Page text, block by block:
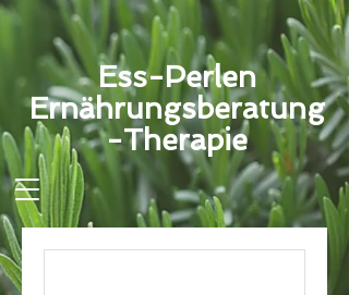
Ess-Perlen
Ernährungsberatung
-Therapie